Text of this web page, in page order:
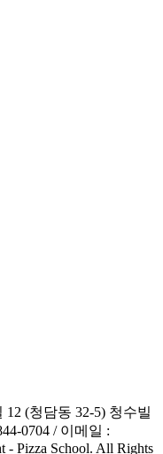
(청담동 32-5) 청수빌
0704 / 이메일 :
- Pizza School. All Rights